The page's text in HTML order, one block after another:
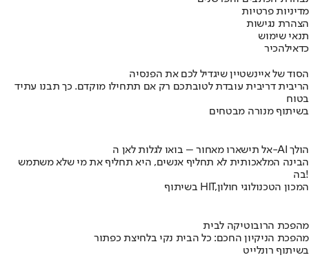
מדיניות פרטיות
הצהרת נגישות
תנאי שימוש
כדאילהכיר
הסוד של איינשטיין שיגדיל לכם את הפנסיה
הריבית דריבית עובדת לטובתכם רק אם תתחילו מוקדם. כך תבנו עתיד
בטוח
בשיתוף מנורה מבטחים
אל תישארו מאחור – בואו לגלות לאן ה-AI הולך
הבינה המלאכותית לא תחליף אנשים, היא תחליף את מי שלא משתמש
בה!
בשיתוף HIT,המכון הטכנולוגי חולון
מהפכת הרובוטיקה לבית
מהפכת הניקיון החכם: כל הבית נקי בלחיצת כפתור
בשיתוף רונלייט